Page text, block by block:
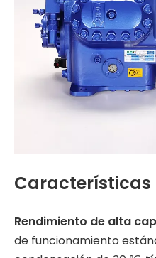
Rendimiento de alta
de funcionamiento